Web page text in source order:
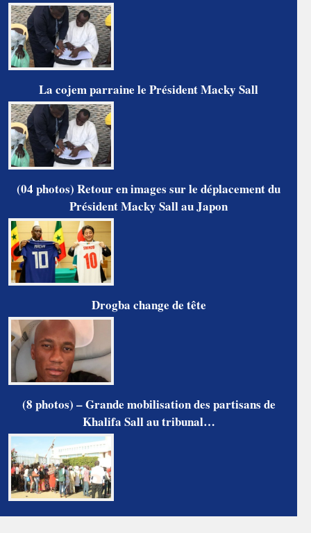
La cojem parraine le Président Macky Sall
(04 photos) Retour en images sur le déplacement du
Président Macky Sall au Japon
Drogba change de tête
(8 photos) – Grande mobilisation des partisans de
Khalifa Sall au tribunal…